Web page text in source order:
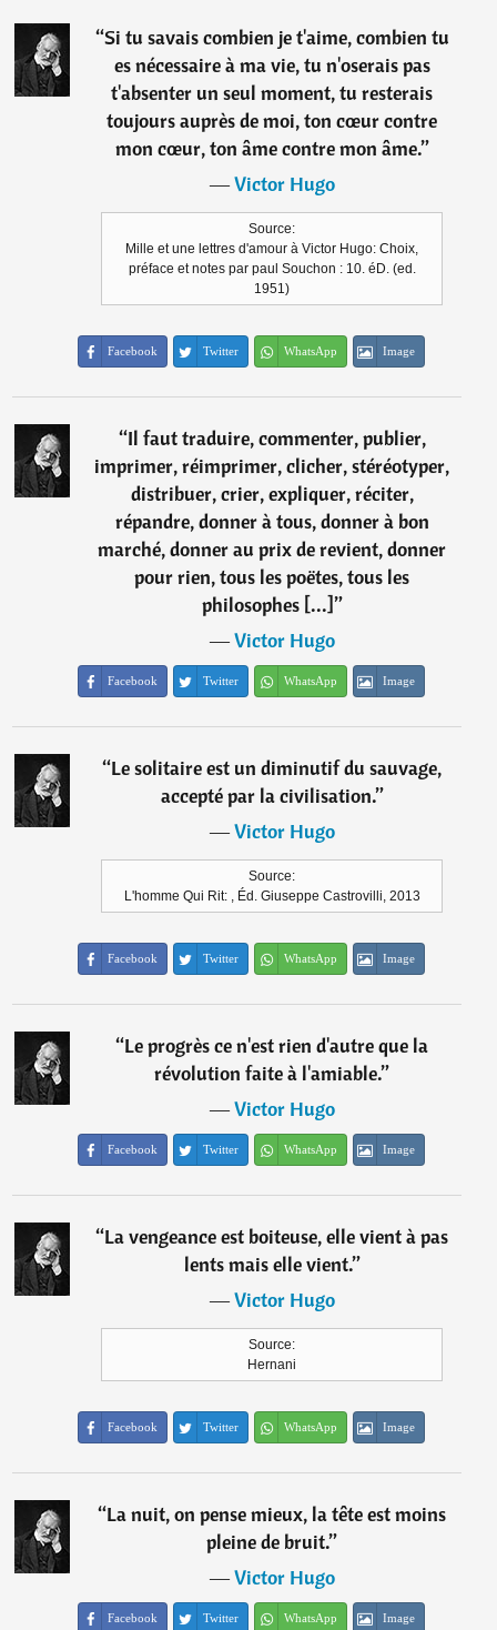
“Si tu savais combien je t'aime, combien tu
es nécessaire à ma vie, tu n'oserais pas
t'absenter un seul moment, tu resterais
toujours auprès de moi, ton cœur contre
mon cœur, ton âme contre mon âme.”
―Victor Hugo
Source:
Mille et une lettres d'amour à Victor Hugo: Choix,
préface et notes par paul Souchon : 10. éD. (ed.
1951)
Facebook Twitter WhatsApp Image
“Il faut traduire, commenter, publier,
imprimer, réimprimer, clicher, stéréotyper,
distribuer, crier, expliquer, réciter,
répandre, donner à tous, donner à bon
marché, donner au prix de revient, donner
pour rien, tous les poëtes, tous les
philosophes [...]”
―Victor Hugo
Facebook Twitter WhatsApp Image
“Le solitaire est un diminutif du sauvage,
accepté par la civilisation.”
―Victor Hugo
Source:
L'homme Qui Rit: , Éd. Giuseppe Castrovilli, 2013
Facebook Twitter WhatsApp Image
“Le progrès ce n'est rien d'autre que la
révolution faite à l'amiable.”
―Victor Hugo
Facebook Twitter WhatsApp Image
“La vengeance est boiteuse, elle vient à pas
lents mais elle vient.”
―Victor Hugo
Source:
Hernani
Facebook Twitter WhatsApp Image
“La nuit, on pense mieux, la tête est moins
pleine de bruit.”
―Victor Hugo
Facebook Twitter WhatsApp Image